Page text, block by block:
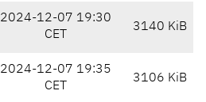
2024-12-07 19:30
CET
3140 KiB
2024-12-07 19:35
CET
3106 KiB